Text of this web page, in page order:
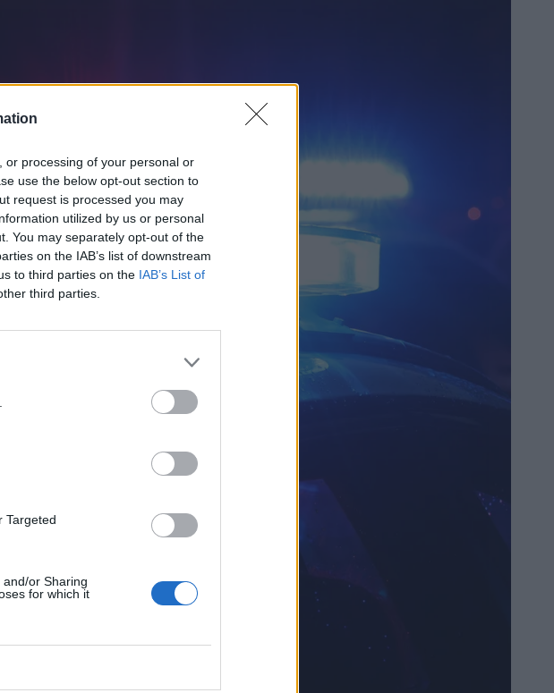
or processing of your personal or
use the below opt-out section to
request is processed you may
utilized by us or personal
You may separately opt-out of the
on the IAB’s list of downstream
to third parties on the IAB’s List of
third parties.
Targeted
or Sharing
for which it